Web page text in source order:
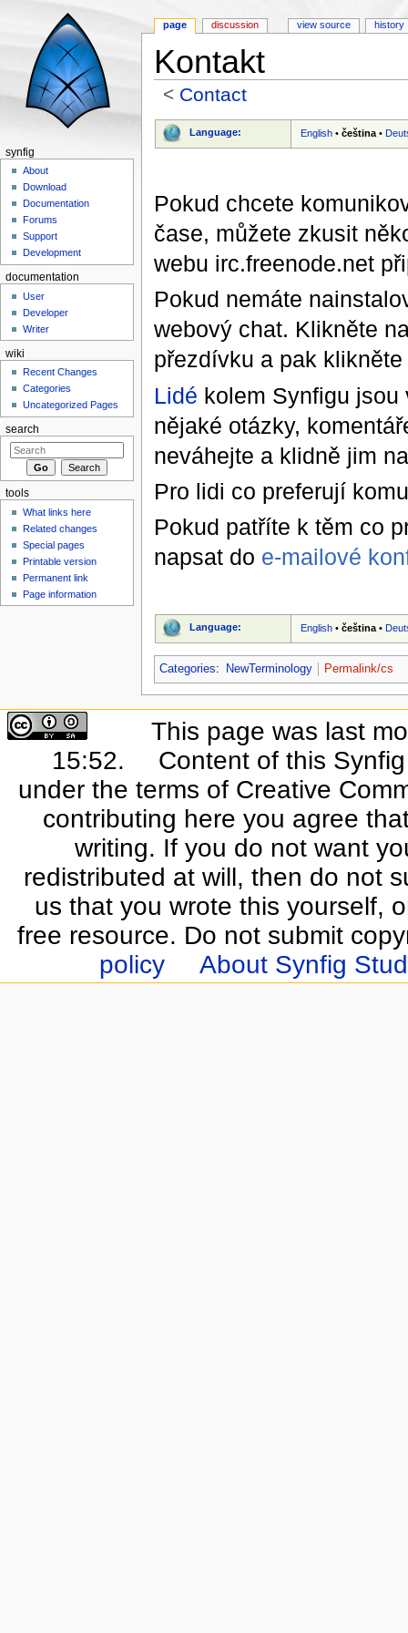
Kontakt
< Contact
Language: English •čeština •
Pokud chcete
čase, můžete zkusit
webu irc.freenode.net
Pokud nemáte
webový chat. Klikněte
přezdívku a pak
Lidé kolem Synfigu
nějaké otázky,
neváhejte a klidně jim
Pro lidi co preferují
Pokud patříte k těm co
napsat do e-mailové
Language: English •čeština •
Categories: NewTerminology Permalink/cs
page discussion view source history
synfig
About
Download
Documentation
Forums
Support
Development
documentation
User
Developer
Writer
wiki
Recent Changes
Categories
Uncategorized Pages
search
tools
What links here
Related changes
Special pages
Printable version
Permanent link
Page information
This page was last
15:52.
Content of this
under the terms of Creative
contributing here you agree
writing. If you do not want
redistributed at will, then do not
us that you wrote this yourself,
free resource. Do not submit
policy
About Synfig